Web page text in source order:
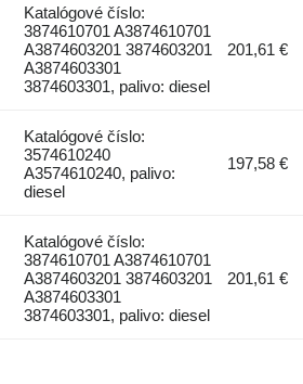
Katalógové číslo:
3874610701 A3874610701
A3874603201 3874603201
A3874603301
3874603301, palivo: diesel
201,61 €
Katalógové číslo:
3574610240
A3574610240, palivo:
diesel
197,58 €
Katalógové číslo:
3874610701 A3874610701
A3874603201 3874603201
A3874603301
3874603301, palivo: diesel
201,61 €